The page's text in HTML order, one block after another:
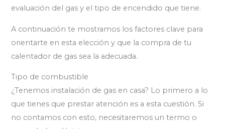
evaluación del gas y el tipo de encendido que tiene.
A continuación te mostramos los factores clave para
orientarte en esta elección y que la compra de tu
calentador de gas sea la adecuada.
Tipo de combustible
¿Tenemos instalación de gas en casa? Lo primero a lo
que tienes que prestar atención es a esta cuestión. Si
no contamos con esto, necesitaremos un termo o